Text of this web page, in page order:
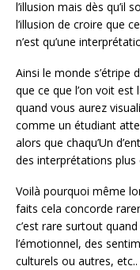
l’illusion mais dès qu’il
l’illusion de croire que
n’est qu’une
Ainsi le monde s’étripe
que ce que l’on voit est
quand vous aurez
comme un étudiant
alors que chaqu’Un
des interprétations
Voilà pourquoi même
faits cela concorde
c’est rare surtout
l’émotionnel, des
culturels ou autres, etc..